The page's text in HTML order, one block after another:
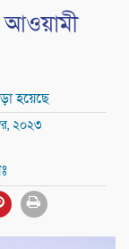
আওয়ামী
হয়েছে
২০২৩